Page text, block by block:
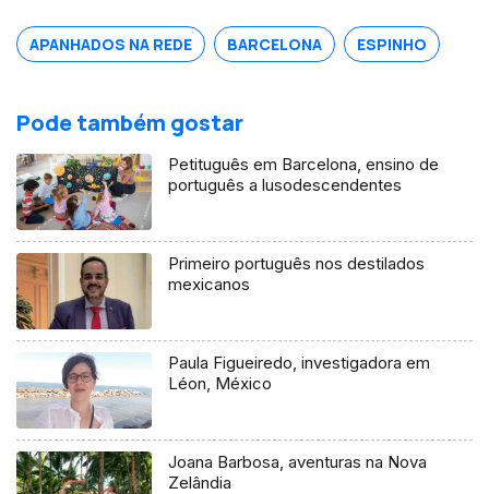
Natural de Valpaços é formado em
engenharia e gestão industrial.
APANHADOS NA REDE BARCELONA ESPINHO
Pode também gostar
Petituguês em Barcelona, ensino de
português a lusodescendentes
Primeiro português nos destilados
mexicanos
Paula Figueiredo, investigadora em
Léon, México
Joana Barbosa, aventuras na Nova
Zelândia